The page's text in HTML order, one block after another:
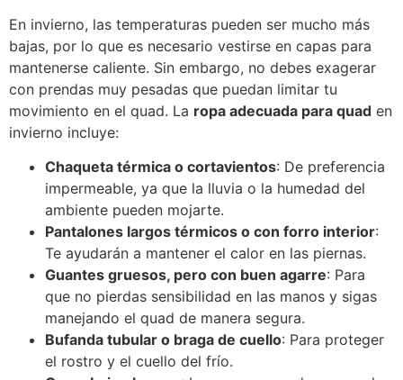
En invierno, las temperaturas pueden ser mucho más
bajas, por lo que es necesario vestirse en capas para
mantenerse caliente. Sin embargo, no debes exagerar
con prendas muy pesadas que puedan limitar tu
movimiento en el quad. La ropa adecuada para quad en
invierno incluye:
Chaqueta térmica o cortavientos: De preferencia
impermeable, ya que la lluvia o la humedad del
ambiente pueden mojarte.
Pantalones largos térmicos o con forro interior:
Te ayudarán a mantener el calor en las piernas.
Guantes gruesos, pero con buen agarre: Para
que no pierdas sensibilidad en las manos y sigas
manejando el quad de manera segura.
Bufanda tubular o braga de cuello: Para proteger
el rostro y el cuello del frío.